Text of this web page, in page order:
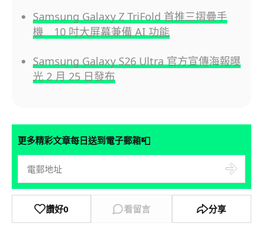
Samsung Galaxy Z TriFold 首推三摺疊手
機 10 吋大屏幕兼備 AI 功能
Samsung Galaxy S26 Ultra 官方宣傳海報曝
光 2 月 25 日發布
更多精彩文章每日送到電子郵箱📮
讚好0 看留言 分享